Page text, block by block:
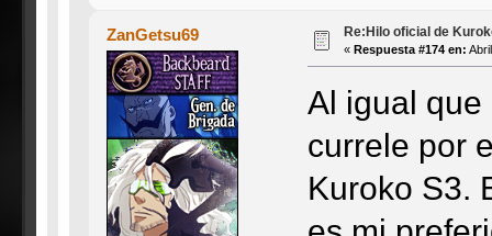
ZanGetsu69 Re:Hilo oficial de
« Respuesta #174 en:
Al igual
currele por
Kuroko S3.